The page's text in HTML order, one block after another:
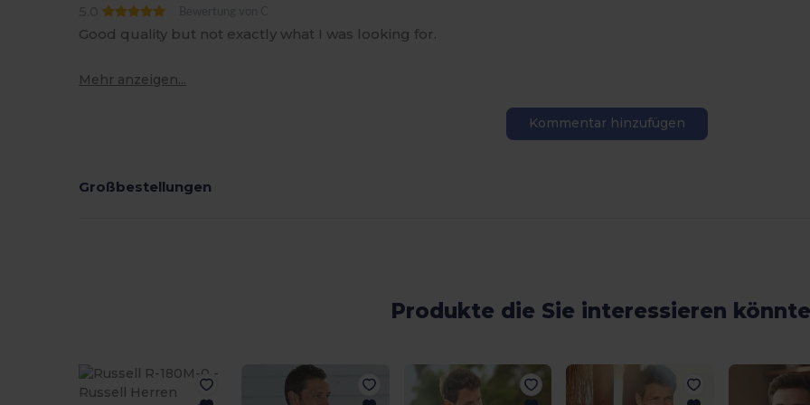
5.0
Good quality but not exactly what I was looking for.
Mehr anzeigen...
Kommentar hinzufügen
Großbestellungen
Produkte die Sie interessieren